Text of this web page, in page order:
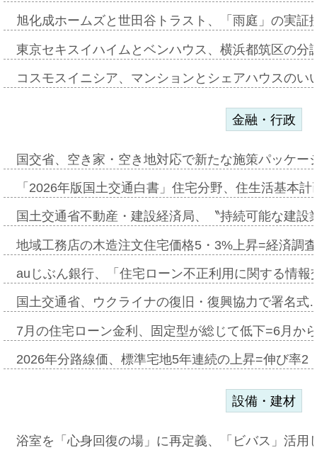
旭化成ホームズと世田谷トラスト、「雨庭」の実
東京セキスイハイムとベンハウス、横浜都筑区の
コスモスイニシア、マンションとシェアハウスの
金融・行政
国交省、空き家・空き地対応で新たな施策パッケ
「2026年版国土交通白書」住宅分野、住生活基本
国土交通省不動産・建設経済局、〝持続可能な建
地域工務店の木造注文住宅価格5・3%上昇=経済調
auじぶん銀行、「住宅ローン不正利用に関する情
国土交通省、ウクライナの復旧・復興協力で署名
7月の住宅ローン金利、固定型が総じて低下=6月か
2026年分路線価、標準宅地5年連続の上昇=伸び率
設備・建材
浴室を「心身回復の場」に再定義、「ビバス」活